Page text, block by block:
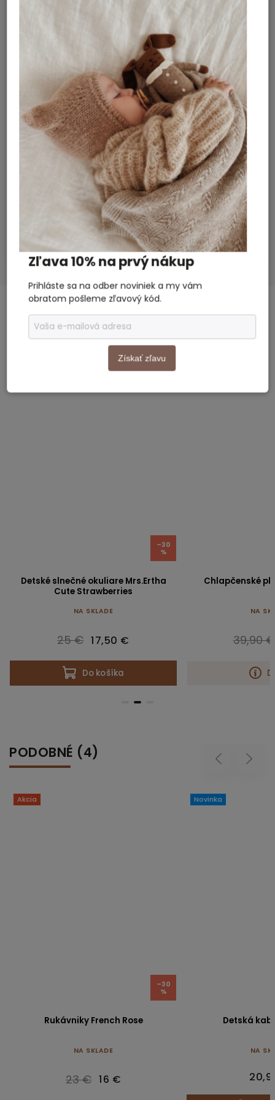
Nová holandská značka v našej ponuke
ROUTE B!
Mrs. Ertha vytvára nadčasové kolekcie prepracované
do najmenších detailov s ohľadom na udržateľnosť a
Objavte jedinečný svet láskavej značky Mrs. Ertha a ich
neodolateľné produkty si zamilujete na prvý pohľad.
Dodatočné parametre
Kategória:
Doplnky a hračky
100 % silikón
vedierko, lopatka a 4 formičky
Rozmery: 16.50 cm x 19.00 cm x
16.50 cm
Vhodné pre
Bábätko, Chlapec, Dievča
SÚVISIACI TOVAR
–30
%
Detské slnečné okuliare Mrs.Ertha
Cute Strawberries
NA SKLADE
25 € 17,50 €
Do košíka
Chlapčenské
NA
39,90 €
PODOBNÉ (4) Previous
Akcia
–30
%
Rukávniky French Rose
NA SKLADE
23 € 16 €
Novinka
Detská
NA
Next
Zľava 10% na prvý nákup
Prihláste sa na odber noviniek a my vám
obratom pošleme zľavový kód.
Získať zľavu